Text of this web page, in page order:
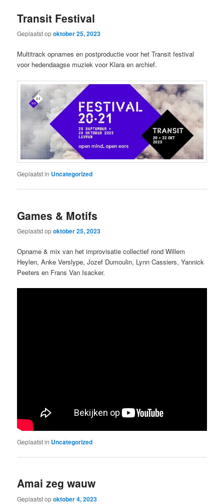
Transit Festival
Geplaatst opoktober 25, 2023
Multitrack opnames en postproductie voor het Transit festival
voor hedendaagse muziek voor Klara en archief.
Geplaatst in Uncategorized
Games & Motifs
Geplaatst opoktober 25, 2023
Opname & mix van het improvisatie collectief rond Willem
Heylen, Anke Verslype, Jozef Dumoulin, Lynn Cassiers, Yannick
Peeters en Frans Van Isacker.
Geplaatst in Uncategorized
Amai zeg wauw
Geplaatst opoktober 4, 2023